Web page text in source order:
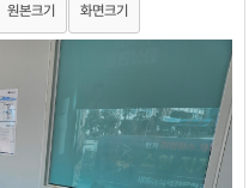
원본크기 화면크기